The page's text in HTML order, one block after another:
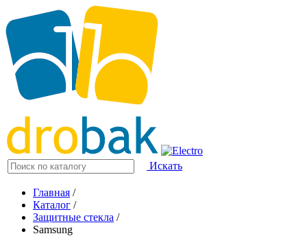
Искать
Главная /
Каталог /
Защитные стекла /
Samsung